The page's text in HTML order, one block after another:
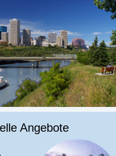
Angebote